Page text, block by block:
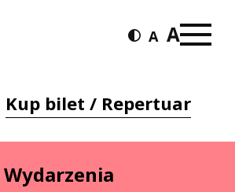
Kup bilet / Repertuar
Wydarzenia